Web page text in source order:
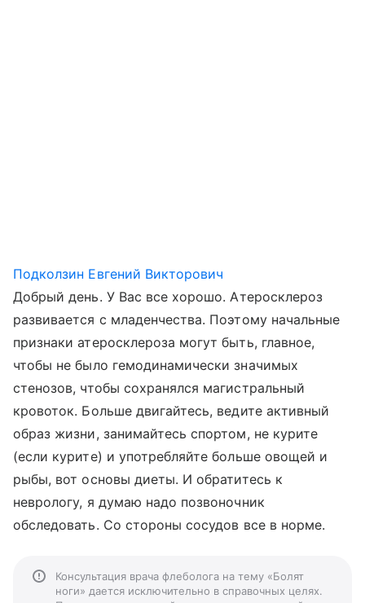
Подколзин Евгений Викторович
Добрый день. У Вас все хорошо. Атеросклероз
развивается с младенчества. Поэтому начальные
признаки атеросклероза могут быть, главное,
чтобы не было гемодинамически значимых
стенозов, чтобы сохранялся магистральный
кровоток. Больше двигайтесь, ведите активный
образ жизни, занимайтесь спортом, не курите
(если курите) и употребляйте больше овощей и
рыбы, вот основы диеты. И обратитесь к
неврологу, я думаю надо позвоночник
обследовать. Со стороны сосудов все в норме.
Консультация врача флеболога на тему «Болят
ноги» дается исключительно в справочных целях.